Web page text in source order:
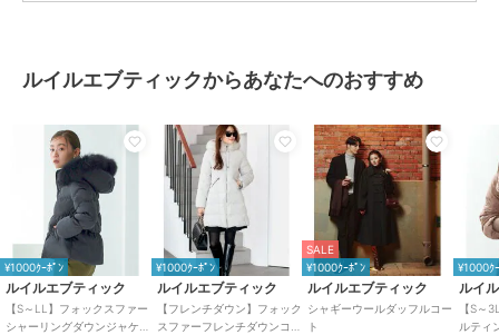
・生地
・ファー（フード口部分）
リアルフォックスファーを使用
・裏地
厚地のツイルを使用
ブランド ルイルエブティック
ルイルエブティックからあなたへのおすすめ
¥1000ｸｰﾎﾟﾝ
ルイルエブティック
【S～LL】フォックスファー
シャーリングダウンジャケッ
¥1000ｸｰﾎﾟﾝ
ルイルエブティック
【フレンチダウン】フォック
スファーフレンチダウンコー
SALE
¥1000ｸｰﾎﾟﾝ
ルイルエブティック
シャギーウールダッフルコー
ト
¥1000ｸ
ルイ
【S～
ルティ